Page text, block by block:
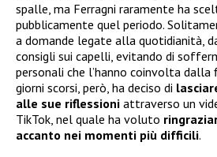
spalle, ma Ferragni raramente ha
pubblicamente quel periodo.
a domande legate alla quotidianità,
consigli sui capelli, evitando di
personali che l’hanno coinvolta dalla
giorni scorsi, però, ha deciso di
alle sue riflessioni attraverso un
TikTok, nel quale ha voluto
accanto nei momenti più difficili.